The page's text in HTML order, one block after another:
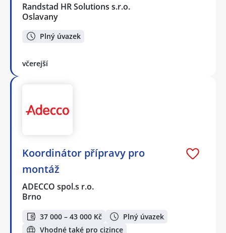
Randstad HR Solutions s.r.o.
Oslavany
Plný úvazek
včerejší
Koordinátor přípravy pro
montáž
ADECCO spol.s r.o.
Brno
37 000 – 43 000 Kč
Plný úvazek
Vhodné také pro cizince